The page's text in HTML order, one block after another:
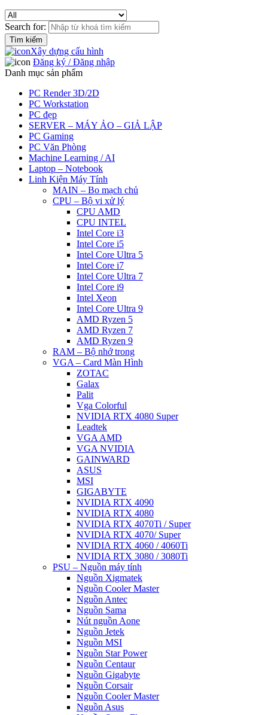
Search for:
Xây dựng cấu hình
Đăng ký / Đăng nhập
Danh mục sản phẩm
PC Render 3D/2D
PC Workstation
PC đẹp
SERVER – MÁY ẢO – GIẢ LẬP
PC Gaming
PC Văn Phòng
Machine Learning / AI
Laptop – Notebook
Linh Kiện Máy Tính
MAIN – Bo mạch chủ
CPU – Bộ vi xử lý
CPU AMD
CPU INTEL
Intel Core i3
Intel Core i5
Intel Core Ultra 5
Intel Core i7
Intel Core Ultra 7
Intel Core i9
Intel Xeon
Intel Core Ultra 9
AMD Ryzen 5
AMD Ryzen 7
AMD Ryzen 9
RAM – Bộ nhớ trong
VGA – Card Màn Hình
ZOTAC
Galax
Palit
Vga Colorful
NVIDIA RTX 4080 Super
Leadtek
VGA AMD
VGA NVIDIA
GAINWARD
ASUS
MSI
GIGABYTE
NVIDIA RTX 4090
NVIDIA RTX 4080
NVIDIA RTX 4070Ti / Super
NVIDIA RTX 4070/ Super
NVIDIA RTX 4060 / 4060Ti
NVIDIA RTX 3080 / 3080Ti
PSU – Nguồn máy tính
Nguồn Xigmatek
Nguồn Cooler Master
Nguồn Antec
Nguồn Sama
Nút nguồn Aone
Nguồn Jetek
Nguồn MSI
Nguồn Star Power
Nguồn Centaur
Nguồn Gigabyte
Nguồn Corsair
Nguồn Cooler Master
Nguồn Asus